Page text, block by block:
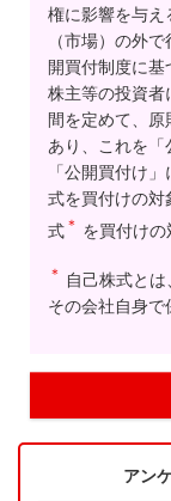
権に影響を与え
（市場）の外
開買付制度に基
株主等の投資者
間を定めて、
あり、これを「
「公開買付け
式を買付けの対
式 ＊ を買付けの
＊
自己株式とは
その会社自身で
アン